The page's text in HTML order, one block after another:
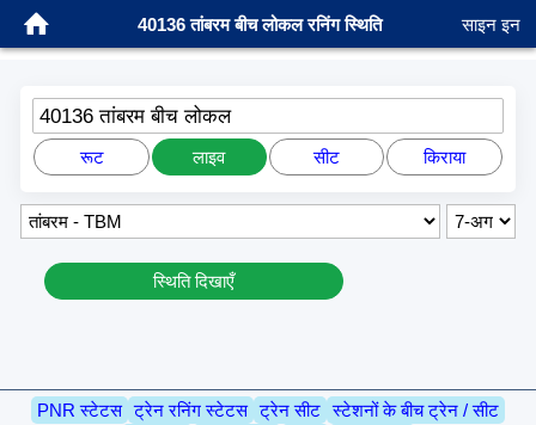
40136 तांबरम बीच लोकल रनिंग स्थिति साइन इन
40136 तांबरम बीच लोकल
रूट लाइव सीट किराया
स्थिति दिखाएँ
PNR स्टेटस ट्रेन रनिंग स्टेटस ट्रेन सीट स्टेशनों के बीच ट्रेन / सीट